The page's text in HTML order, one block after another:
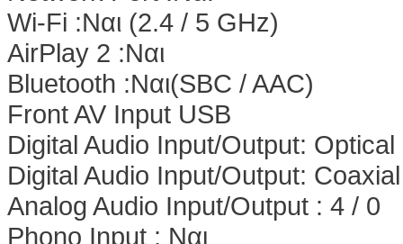
Wi-Fi :Nαι (2.4 / 5 GHz)
AirPlay 2 :Nαι
Bluetooth :Nαι(SBC / AAC)
Front AV Input USB
Digital Audio Input/Output: Optical
Digital Audio Input/Output:
Analog Audio Input/Output : 4 / 0
Phono Input : Nαι